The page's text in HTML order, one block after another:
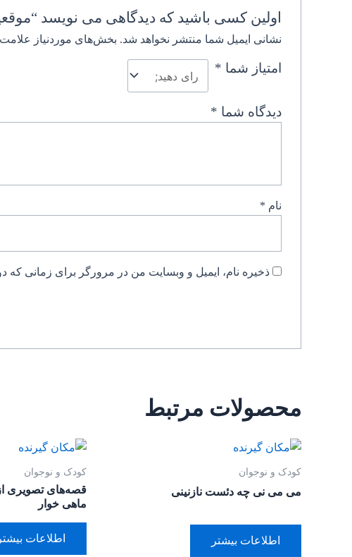
اولین کسی باشید که دیدگاهی می نویسد
نشانی ایمیل شما منتشر نخواهد شد. بخش‌های موردنیاز
امتیاز شما *
دیدگاه شما *
نام *
ذخیره نام، ایمیل و وبسایت من در مرورگر برای زمانی که
محصولات مرتبط
کودک و نوجوان
می می نی چه دئست نازنینی
اطلاعات بیشتر
کودک و نوجوان
قصه‌های تصویری
ماهی خوار
اطلاعات بیشتر